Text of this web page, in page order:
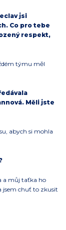
jsi
Co pro tebe
respekt,
týmu měl
Měli jste
abych si mohla
a můj taťka ho
jsem chuť to zkusit